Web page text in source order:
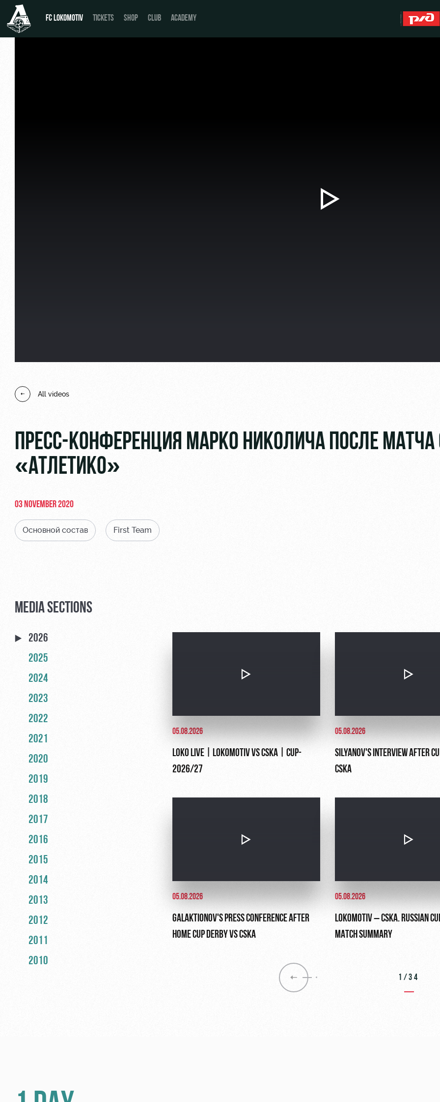
FC LOKOMOTIV TICKETS SHOP CLUB ACADEMY
Loyalty program
All videos
ПРЕСС-КОНФЕРЕНЦИЯ МАРКО НИКОЛИЧА ПОСЛЕ МАТЧА
«АТЛЕТИКО»
03 NOVEMBER 2020
Основной состав First Team
MEDIA SECTIONS
2026
2025
2024
2023
2022
2021
2020
2019
2018
2017
2016
2015
2014
2013
2012
2011
2010
05.08.2026
LOKO LIVE | LOKOMOTIV VS CSKA | CUP-
2026/27
05.08.2026
SILYANOV'S INTERVIEW AFTER
CSKA
05.08.2026
GALAKTIONOV'S PRESS CONFERENCE AFTER
HOME CUP DERBY VS CSKA
05.08.2026
LOKOMOTIV – CSKA. RUSSIAN
MATCH SUMMARY
1/34